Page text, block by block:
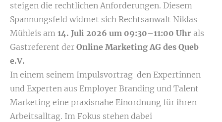
steigen die rechtlichen Anforderungen. Diesem
Spannungsfeld widmet sich Rechtsanwalt Niklas
Mühleis am 14. Juli 2026 um 09:30–11:00 Uhr als
Gastreferent der Online Marketing AG des Queb
e.V.
In einem seinem Impulsvortrag den Expertinnen
und Experten aus Employer Branding und Talent
Marketing eine praxisnahe Einordnung für ihren
Arbeitsalltag. Im Fokus stehen dabei